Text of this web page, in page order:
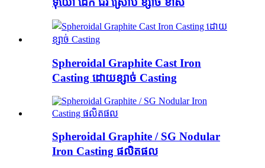
Spheroidal Graphite Cast Iron
Casting ដោយខ្សាច់ Casting
Spheroidal Graphite / SG Nodular
Iron Casting ផលិតផល